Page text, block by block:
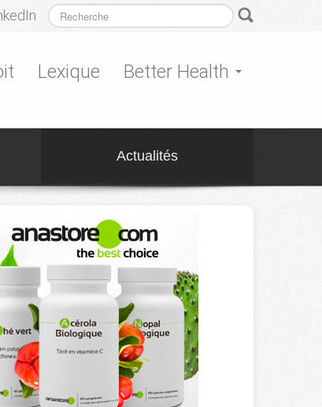
Lexique Better Health
Actualités